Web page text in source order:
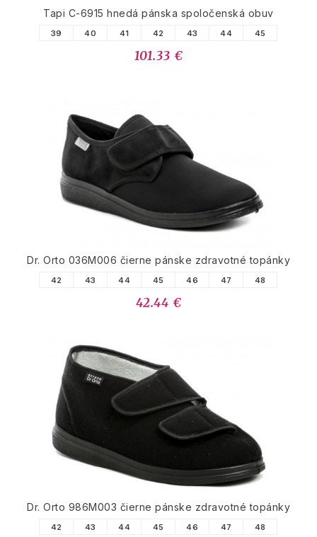
Tapi C-6915 hnedá pánska spoločenská obuv
39 40 41 42 43 44 45
101.33 €
Dr. Orto 036M006 čierne pánske zdravotné topánky
42 43 44 45 46 47 48
42.44 €
Dr. Orto 986M003 čierne pánske zdravotné topánky
42 43 44 45 46 47 48